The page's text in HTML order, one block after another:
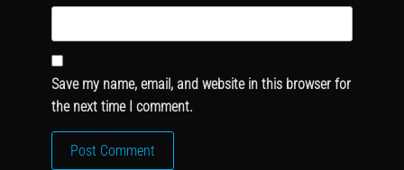
Save my name, email, and website in this browser for
the next time I comment.